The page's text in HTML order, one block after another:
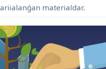
materialdar.